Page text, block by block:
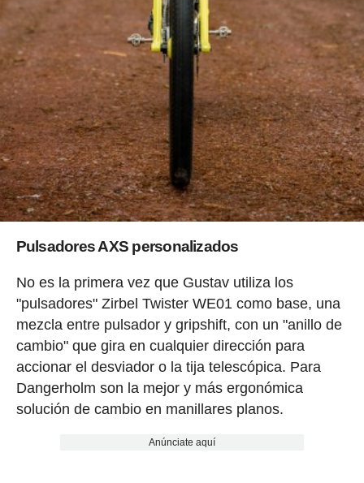
Pulsadores AXS personalizados
No es la primera vez que Gustav utiliza los
"pulsadores" Zirbel Twister WE01 como base, una
mezcla entre pulsador y gripshift, con un "anillo de
cambio" que gira en cualquier dirección para
accionar el desviador o la tija telescópica. Para
Dangerholm son la mejor y más ergonómica
solución de cambio en manillares planos.
Anúnciate aquí